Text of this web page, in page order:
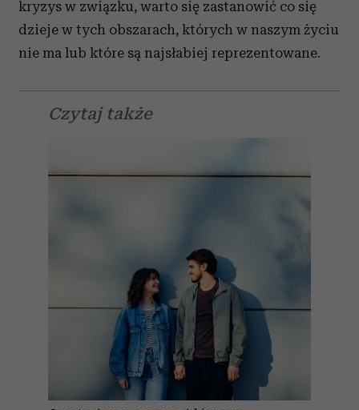
kryzys w związku, warto się zastanowić co się
dzieje w tych obszarach, których w naszym życiu
nie ma lub które są najsłabiej reprezentowane.
Czytaj także